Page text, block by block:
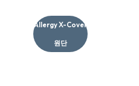
Allergy X-Cover
원단​